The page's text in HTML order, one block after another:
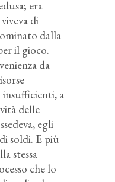
era
di
dalla
il gioco.
da
a
delle
egli
soldi. E più
stessa
che lo